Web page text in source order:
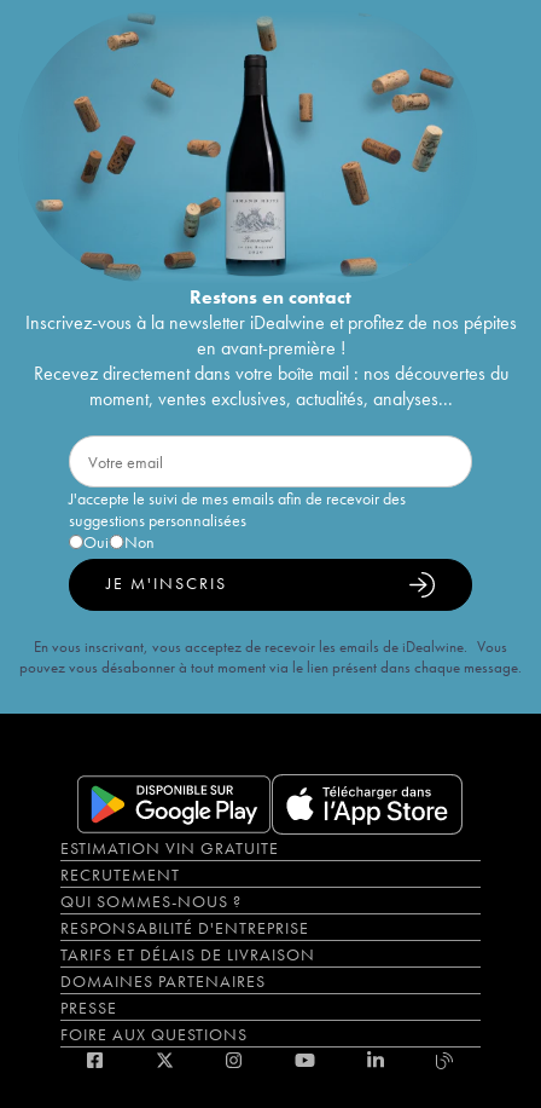
Restons encontact
Inscrivez-vous à la newsletter iDealwine et profitez de nos pépites
en avant-première !
Recevez directement dans votre boîte mail : nos découvertes du
moment, ventes exclusives, actualités, analyses...
J'accepte le suivi de mes emails afin de recevoir des
suggestions personnalisées
Oui
Non
JE M'INSCRIS
En vous inscrivant, vous acceptez de recevoir les emails de iDealwine. Vous
pouvez vous désabonner à tout moment via le lien présent dans chaque message.
ESTIMATION VIN GRATUITE
RECRUTEMENT
QUI SOMMES-NOUS ?
RESPONSABILITÉ D'ENTREPRISE
TARIFS ET DÉLAIS DE LIVRAISON
DOMAINES PARTENAIRES
PRESSE
FOIRE AUX QUESTIONS